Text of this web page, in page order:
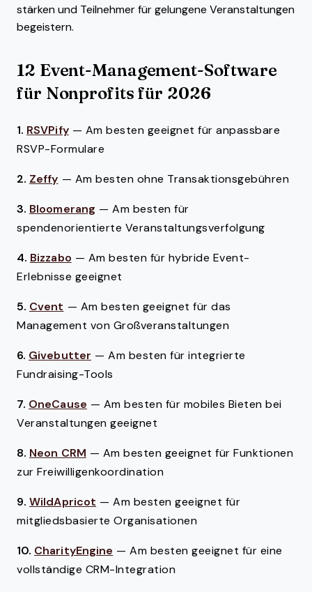
stärken und Teilnehmer für gelungene Veranstaltungen
begeistern.
12 Event-Management-Software
für Nonprofits für 2026
1. RSVPify — Am besten geeignet für anpassbare
RSVP-Formulare
2. Zeffy — Am besten ohne Transaktionsgebühren
3. Bloomerang — Am besten für
spendenorientierte Veranstaltungsverfolgung
4. Bizzabo — Am besten für hybride Event-
Erlebnisse geeignet
5. Cvent — Am besten geeignet für das
Management von Großveranstaltungen
6. Givebutter — Am besten für integrierte
Fundraising-Tools
7. OneCause — Am besten für mobiles Bieten bei
Veranstaltungen geeignet
8. Neon CRM — Am besten geeignet für Funktionen
zur Freiwilligenkoordination
9. WildApricot — Am besten geeignet für
mitgliedsbasierte Organisationen
10. CharityEngine — Am besten geeignet für eine
vollständige CRM-Integration